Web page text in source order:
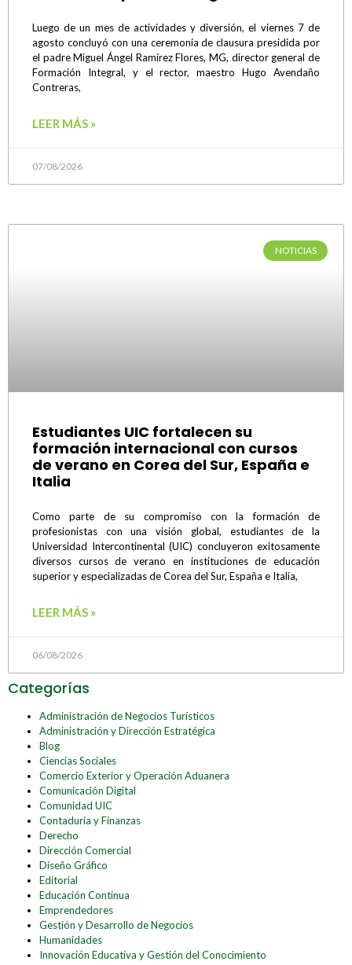
Luego de un mes de actividades y diversión, el viernes 7 de
agosto concluyó con una ceremonia de clausura presidida por
el padre Miguel Ángel Ramírez Flores, MG, director general de
Formación Integral, y el rector, maestro Hugo Avendaño
Contreras,
LEER MÁS »
07/08/2026
NOTICIAS
Estudiantes UIC fortalecen su
formación internacional con cursos
de verano en Corea del Sur, España e
Italia
Como parte de su compromiso con la formación de
profesionistas con una visión global, estudiantes de la
Universidad Intercontinental (UIC) concluyeron exitosamente
diversos cursos de verano en instituciones de educación
superior y especializadas de Corea del Sur, España e Italia,
LEER MÁS »
06/08/2026
Categorías
Administración de Negocios Turísticos
Administración y Dirección Estratégica
Blog
Ciencias Sociales
Comercio Exterior y Operación Aduanera
Comunicación Digital
Comunidad UIC
Contaduría y Finanzas
Derecho
Dirección Comercial
Diseño Gráfico
Editorial
Educación Continua
Emprendedores
Gestión y Desarrollo de Negocios
Humanidades
Innovación Educativa y Gestión del Conocimiento